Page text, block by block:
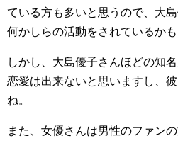
ている方も多いと思うので、大
何かしらの活動をされているかも
しかし、大島優子さんほどの知
恋愛は出来ないと思いますし、
ね。
また、女優さんは男性のファン